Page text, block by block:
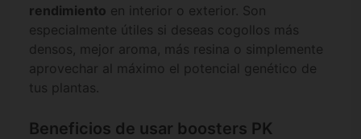
rendimiento en interior o exterior. Son
especialmente útiles si deseas cogollos más
densos, mejor aroma, más resina o simplemente
aprovechar al máximo el potencial genético de
tus plantas.
Beneficios de usar boosters PK